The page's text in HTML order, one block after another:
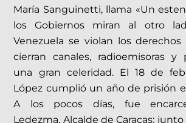
María Sanguinetti, llama «Un
los Gobiernos miran al otro
Venezuela se violan los
cierran canales, radioemisoras y
una gran celeridad. El 18 de
López cumplió un año de prisión
A los pocos días, fue
Ledezma, Alcalde de Caracas;